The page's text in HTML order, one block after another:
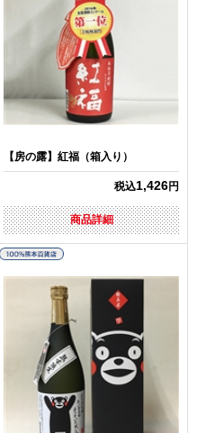
【房の露】紅福（箱入り）
税込1,426円
商品詳細